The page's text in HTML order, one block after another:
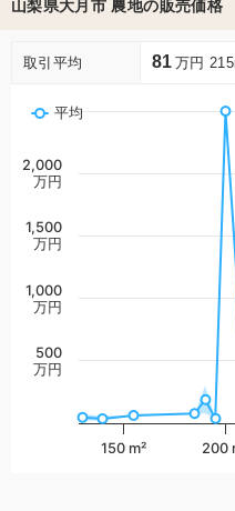
山梨県大月市 農地の販売価格
取引平均 81 万円
平均
150 m² 200
500
万円
1,000
万円
1,500
万円
2,000
万円